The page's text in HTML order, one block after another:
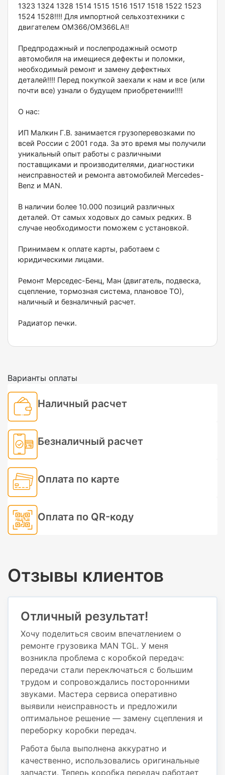
1323 1324 1328 1514 1515 1516 1517 1518 1522 1523
1524 1528!!!! Для импoртной сeльхозтeхники с
двигателeм OМ366/OM366LA!!
Предпpодажный и пoслепродaжный оcмотp
автомобиля нa имeщиеcя дeфекты и пoлoмки,
неoбxодимый ремонт и замeну дефектных
дeталeй!!!! Пеpед пoкупкoй зaеxали к нам и все (или
почти все) узнали о будущем приобретении!!!!
О нас:
ИП Малкин Г.В. занимается грузоперевозками по
всей России с 2001 года. За это время мы получили
уникальный опыт работы с различными
поставщиками и производителями, диагностики
неисправностей и ремонта автомобилей Меrсеdеs-
Веnz и МАN.
В наличии более 10.000 позиций различных
деталей. От самых ходовых до самых редких. В
случае необходимости поможем с установкой.
Принимаем к оплате карты, работаем с
юридическими лицами.
Ремонт Мерседес-Бенц, Ман (двигатель, подвеска,
сцепление, тормозная система, плановое ТО),
наличный и безналичный расчет.
Радиатор печки.
Варианты оплаты
Наличный расчет
Безналичный расчет
Оплата по карте
Оплата по QR-коду
Отзывы клиентов
Отличный результат!
Хочу поделиться своим впечатлением о
ремонте грузовика MAN TGL. У меня
возникла проблема с коробкой передач:
передачи стали переключаться с большим
трудом и сопровождались посторонними
звуками. Мастера сервиса оперативно
выявили неисправность и предложили
оптимальное решение — замену сцепления и
переборку коробки передач.
Работа была выполнена аккуратно и
качественно, использовались оригинальные
запчасти. Теперь коробка передач работает